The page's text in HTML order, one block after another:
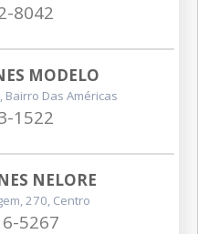
8042
MODELO
Bairro Das Américas
1522
NELORE
270, Centro
5267